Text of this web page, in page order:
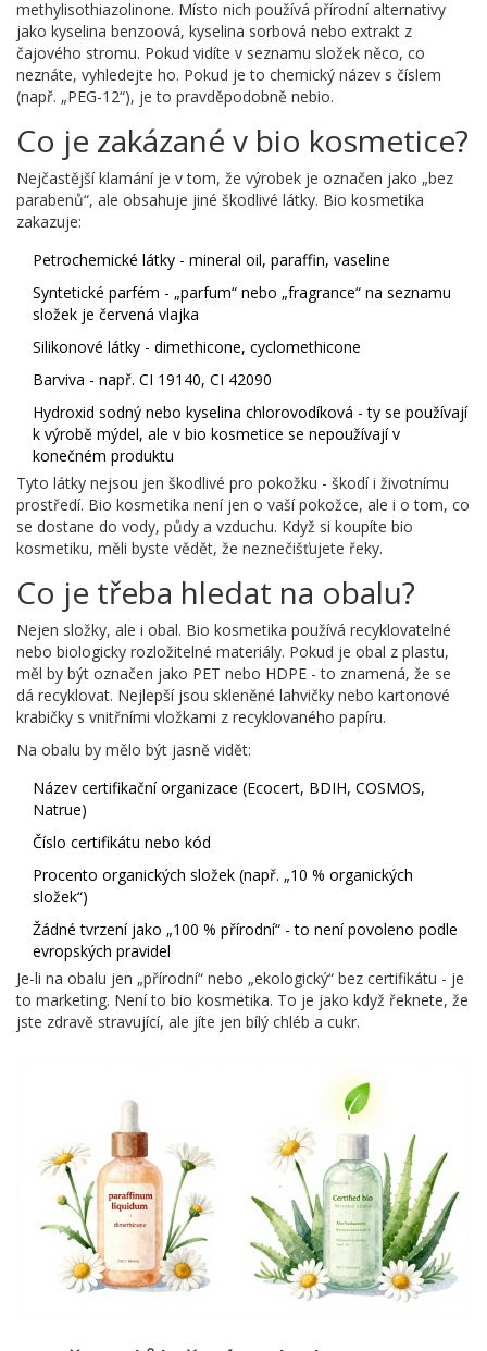
methylisothiazolinone. Místo nich používá přírodní alternativy
jako kyselina benzoová, kyselina sorbová nebo extrakt z
čajového stromu. Pokud vidíte v seznamu složek něco, co
neznáte, vyhledejte ho. Pokud je to chemický název s číslem
(např. „PEG-12“), je to pravděpodobně nebio.
Co je zakázané v bio kosmetice?
Nejčastější klamání je v tom, že výrobek je označen jako „bez
parabenů“, ale obsahuje jiné škodlivé látky. Bio kosmetika
zakazuje:
Petrochemické látky - mineral oil, paraffin, vaseline
Syntetické parfém - „parfum“ nebo „fragrance“ na seznamu
složek je červená vlajka
Silikonové látky - dimethicone, cyclomethicone
Barviva - např. CI 19140, CI 42090
Hydroxid sodný nebo kyselina chlorovodíková - ty se používají
k výrobě mýdel, ale v bio kosmetice se nepoužívají v
konečném produktu
Tyto látky nejsou jen škodlivé pro pokožku - škodí i životnímu
prostředí. Bio kosmetika není jen o vaší pokožce, ale i o tom, co
se dostane do vody, půdy a vzduchu. Když si koupíte bio
kosmetiku, měli byste vědět, že neznečišťujete řeky.
Co je třeba hledat na obalu?
Nejen složky, ale i obal. Bio kosmetika používá recyklovatelné
nebo biologicky rozložitelné materiály. Pokud je obal z plastu,
měl by být označen jako PET nebo HDPE - to znamená, že se
dá recyklovat. Nejlepší jsou skleněné lahvičky nebo kartonové
krabičky s vnitřními vložkami z recyklovaného papíru.
Na obalu by mělo být jasně vidět:
Název certifikační organizace (Ecocert, BDIH, COSMOS,
Natrue)
Číslo certifikátu nebo kód
Procento organických složek (např. „10 % organických
složek“)
Žádné tvrzení jako „100 % přírodní“ - to není povoleno podle
evropských pravidel
Je-li na obalu jen „přírodní“ nebo „ekologický“ bez certifikátu - je
to marketing. Není to bio kosmetika. To je jako když řeknete, že
jste zdravě stravující, ale jíte jen bílý chléb a cukr.